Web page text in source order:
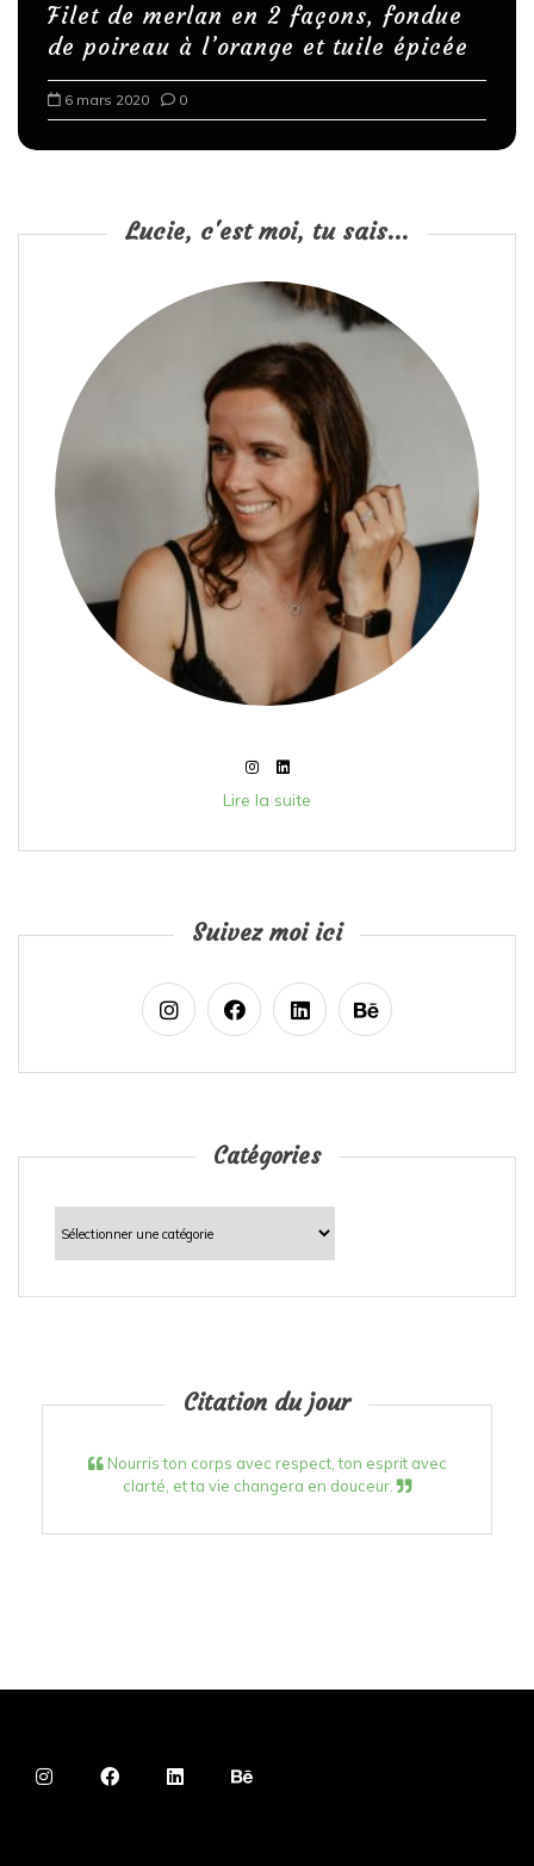
Filet de merlan en 2 façons, fondue
de poireau à l’orange et tuile épicée
6 mars 2020 0
Lucie, c'est moi, tu sais...
Lire la suite
Suivez moi ici
Catégories
Catégories
Citation du jour
Nourris ton corps avec respect, ton esprit avec
clarté, et ta vie changera en douceur.